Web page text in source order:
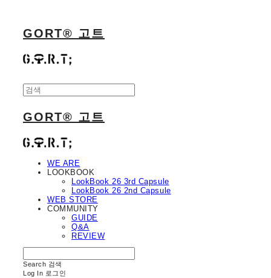
GORT® 고트
GORT® 고트
WE ARE
LOOKBOOK
LookBook 26 3rd Capsule
LookBook 26 2nd Capsule
WEB STORE
COMMUNITY
GUIDE
Q&A
REVIEW
Search 검색
Log In 로그인